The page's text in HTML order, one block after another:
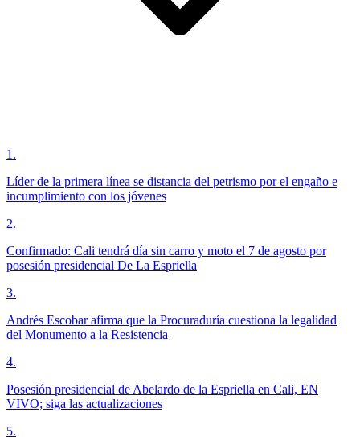
1 .
Líder de la primera línea se distancia del petrismo por el engaño e
incumplimiento con los jóvenes
2.
Confirmado: Cali tendrá día sin carro y moto el 7 de agosto por
posesión presidencial De La Espriella
3.
Andrés Escobar afirma que la Procuraduría cuestiona la legalidad
del Monumento a la Resistencia
4.
Posesión presidencial de Abelardo de la Espriella en Cali, EN
VIVO; siga las actualizaciones
5.